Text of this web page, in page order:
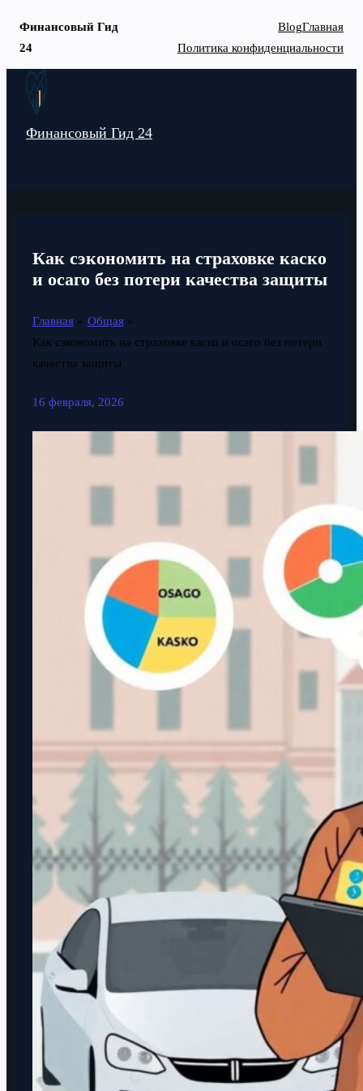
Финансовый Гид
24
BlogГлавная
Политика конфиденциальности
Перейти
Финансовый Гид 24
Как сэкономить на страховке каско
и осаго без потери качества защиты
Главная
Общая
Как сэкономить на страховке каско и осаго без потери
качества защиты
16 февраля, 2026